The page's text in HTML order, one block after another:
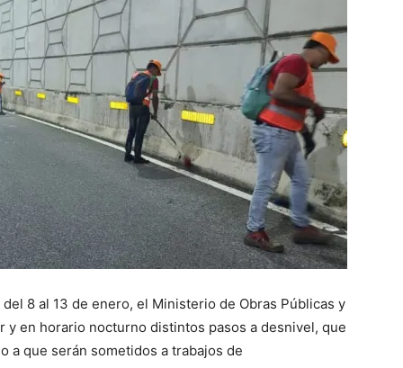
8 al 13 de enero, el Ministerio de Obras Públicas y
en horario nocturno distintos pasos a desnivel, que
a que serán sometidos a trabajos de